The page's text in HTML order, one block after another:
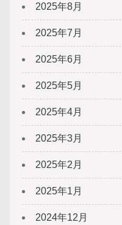
2025年8月
2025年7月
2025年6月
2025年5月
2025年4月
2025年3月
2025年2月
2025年1月
2024年12月